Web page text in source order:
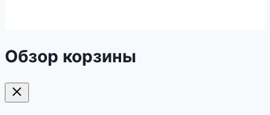
Обзор корзины